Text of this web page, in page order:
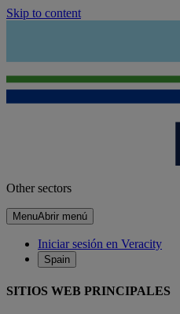
Skip to content
Other sectors
MenuAbrir menú
Iniciar sesión en Veracity
Spain
SITIOS WEB PRINCIPALES